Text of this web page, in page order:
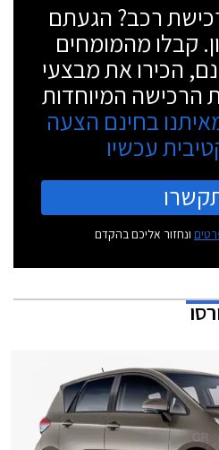
רכב? הגעתם
קבלו מהמומחים
הכירו את מבצעי
הרכישה המיוחדות
בחינם הצעה
עכשיו
ונחזור אליכם בהקדם